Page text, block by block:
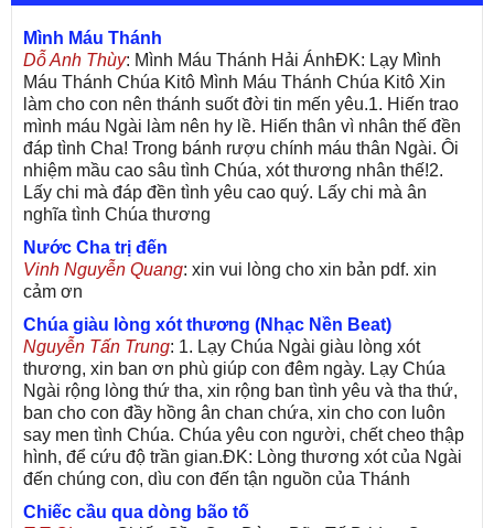
Mình Máu Thánh
Dỗ Anh Thùy: Mình Máu Thánh Hải ÁnhĐK: Lạy Mình
Máu Thánh Chúa Kitô Mình Máu Thánh Chúa Kitô Xin
làm cho con nên thánh suốt đời tin mến yêu.1. Hiến trao
mình máu Ngài làm nên hy lề. Hiến thân vì nhân thế đền
đáp tình Cha! Trong bánh rượu chính máu thân Ngài. Ôi
nhiệm mầu cao sâu tình Chúa, xót thương nhân thế!2.
Lấy chi mà đáp đền tình yêu cao quý. Lấy chi mà ân
nghĩa tình Chúa thương
Nước Cha trị đến
Vinh Nguyễn Quang: xin vui lòng cho xin bản pdf. xin
cảm ơn
Chúa giàu lòng xót thương (Nhạc Nền Beat)
Nguyễn Tấn Trung: 1. Lạy Chúa Ngài giàu lòng xót
thương, xin ban ơn phù giúp con đêm ngày. Lạy Chúa
Ngài rộng lòng thứ tha, xin rộng ban tình yêu và tha thứ,
ban cho con đầy hồng ân chan chứa, xin cho con luôn
say men tình Chúa. Chúa yêu con người, chết cheo thập
hình, để cứu độ trần gian.ĐK: Lòng thương xót của Ngài
đến chúng con, dìu con đến tận nguồn của Thánh
Chiếc cầu qua dòng bão tố